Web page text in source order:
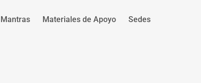
Mantras Materiales de Apoyo Sedes